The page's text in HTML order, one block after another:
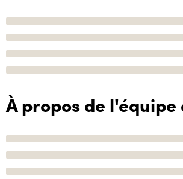
À propos de